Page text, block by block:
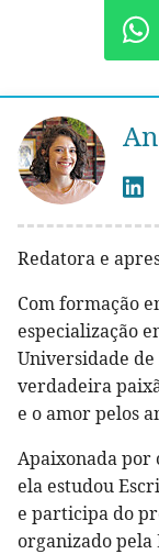
Redatora e
Com formação
especialização
Universidade de
verdadeira
e o amor pelos
Apaixonada por
ela estudou
e participa do
organizado pela